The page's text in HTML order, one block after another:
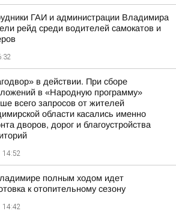
ГАИ и администрации Владимира
рейд среди водителей самокатов и
в действии. При сборе
в «Народную программу»
всего запросов от жителей
области касались именно
дворов, дорог и благоустройства
14:52
полным ходом идет
к отопительному сезону
14:42